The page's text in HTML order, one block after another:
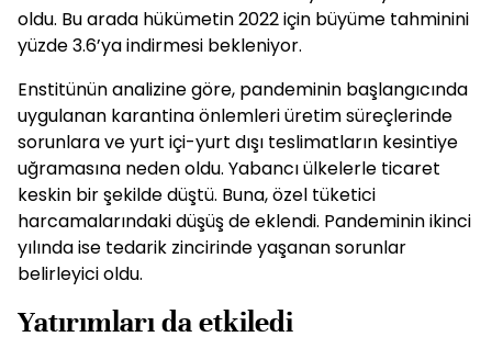
oldu. Bu arada hükümetin 2022 için büyüme tahminini
yüzde 3.6’ya indirmesi bekleniyor.
Enstitünün analizine göre, pandeminin başlangıcında
uygulanan karantina önlemleri üretim süreçlerinde
sorunlara ve yurt içi-yurt dışı teslimatların kesintiye
uğramasına neden oldu. Yabancı ülkelerle ticaret
keskin bir şekilde düştü. Buna, özel tüketici
harcamalarındaki düşüş de eklendi. Pandeminin ikinci
yılında ise tedarik zincirinde yaşanan sorunlar
belirleyici oldu.
Yatırımları da etkiledi